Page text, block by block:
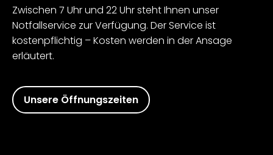
Zwischen 7 Uhr und 22 Uhr steht Ihnen unser
Notfallservice zur Verfügung. Der Service ist
kostenpflichtig – Kosten werden in der Ansage
erläutert.
Unsere Öffnungszeiten